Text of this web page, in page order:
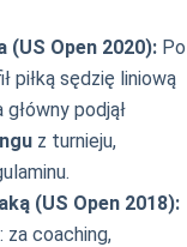
(US Open 2020): Po
piłką sędzię liniową
podjął
z turnieju,
(US Open 2018):
za coaching,